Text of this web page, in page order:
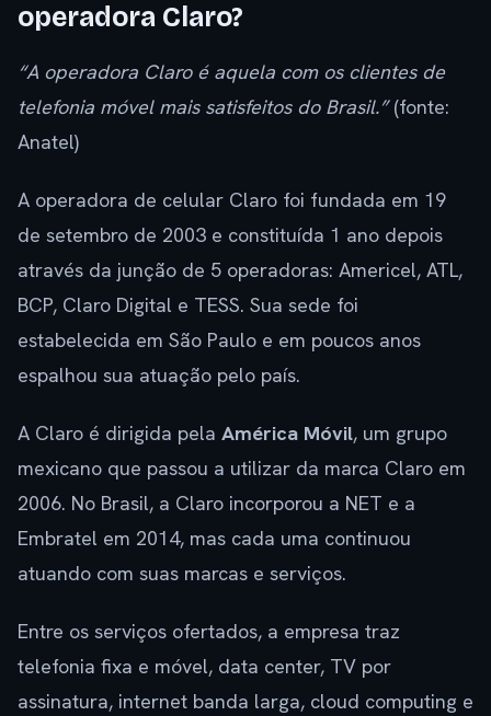
operadora Claro?
“A operadora Claro é aquela com os clientes de
telefonia móvel mais satisfeitos do Brasil.”(fonte:
Anatel)
A operadora de celular Claro foi fundada em 19
de setembro de 2003 e constituída 1 ano depois
através da junção de 5 operadoras: Americel, ATL,
BCP, Claro Digital e TESS. Sua sede foi
estabelecida em São Paulo e em poucos anos
espalhou sua atuação pelo país.
A Claro é dirigida pela América Móvil, um grupo
mexicano que passou a utilizar da marca Claro em
2006. No Brasil, a Claro incorporou a NET e a
Embratel em 2014, mas cada uma continuou
atuando com suas marcas e serviços.
Entre os serviços ofertados, a empresa traz
telefonia fixa e móvel, data center, TV por
assinatura, internet banda larga, cloud computing e